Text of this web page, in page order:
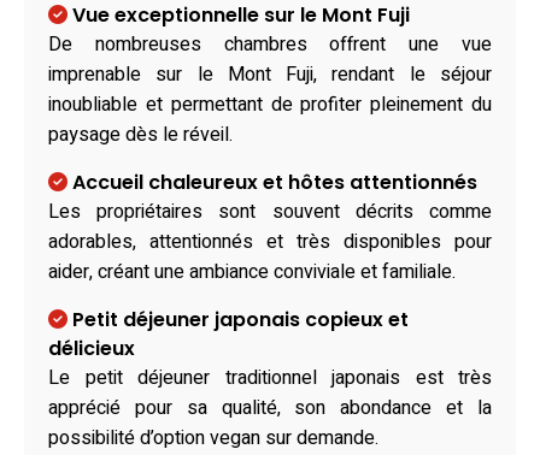
Vue exceptionnelle sur le Mont Fuji
De nombreuses chambres offrent une vue
imprenable sur le Mont Fuji, rendant le séjour
inoubliable et permettant de profiter pleinement du
paysage dès le réveil.
Accueil chaleureux et hôtes attentionnés
Les propriétaires sont souvent décrits comme
adorables, attentionnés et très disponibles pour
aider, créant une ambiance conviviale et familiale.
Petit déjeuner japonais copieux et
délicieux
Le petit déjeuner traditionnel japonais est très
apprécié pour sa qualité, son abondance et la
possibilité d’option vegan sur demande.